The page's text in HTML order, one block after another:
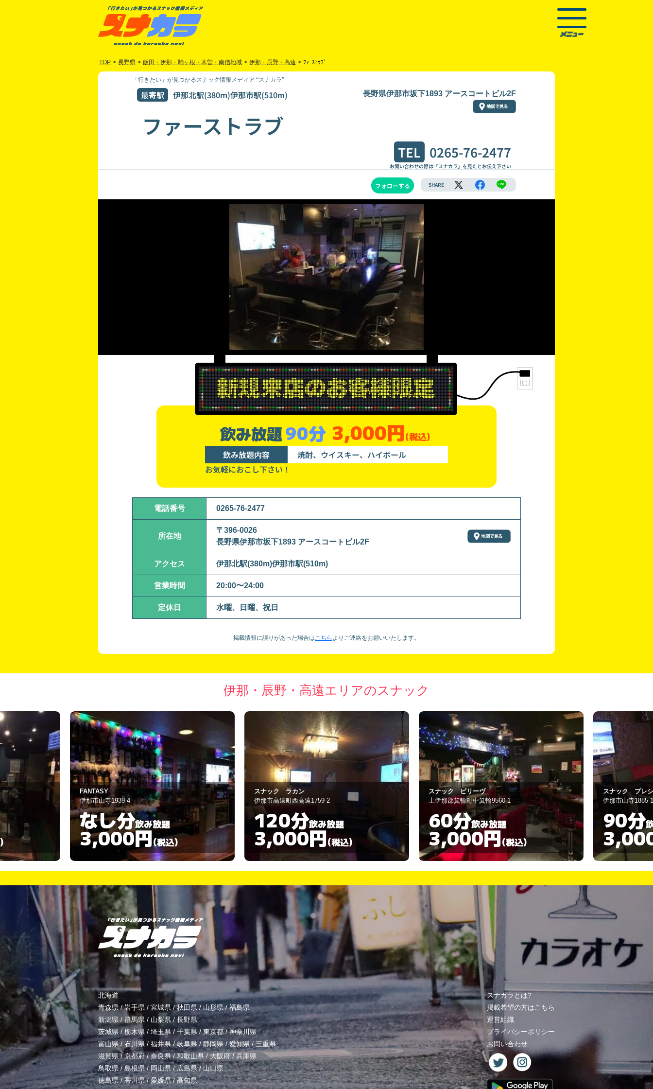
TOP > 長野県 > 飯田・伊那・駒ヶ根・木曽・南信地域 > 伊那・辰野・高遠 > ﾌｧｰｽﾄﾗﾌﾞ
「行きたい」が見つかるスナック情報メディア “スナカラ”
最寄駅 伊那北駅(380m)伊那市駅(510m) 長野県伊那市坂下1893 アースコートビル2F
ファーストラブ
TEL 0265-76-2477
お問い合わせの際は「スナカラ」を見たとお伝え下さい
フォローする SHARE
飲み放題90分 3,000円(税込)
飲み放題内容
焼酎、ウイスキー、ハイボール
お気軽におこし下さい！
電話番号 0265-76-2477
所在地
〒396-0026
長野県伊那市坂下1893 アースコートビル2F
アクセス 伊那北駅(380m)伊那市駅(510m)
営業時間 20:00〜24:00
定休日 水曜、日曜、祝日
掲載情報に誤りがあった場合はこちら より ご連絡をお願いいたします。
伊那・辰野・高遠エリアのスナック
スナック ラカン
伊那市高遠町西高遠1759-2
120分飲み放題
3,000円(税込)
スナック ビリーヴ
上伊那郡箕輪町中箕輪9560-1
60分飲み放題
3,000円(税込)
スナック プレシャス
伊那市山寺1885-18
90分飲み放題
3,000円(税込)
スナック
上伊那郡辰野町
120
北海道
青森県/岩手県 / 宮城県 /秋田県 /山形県/福島県
新潟県 / 群馬県 / 山梨県/長野県
茨城県 / 栃木県 / 埼玉県/ 千葉県 /東京都/神奈川県
富山県/ 石川県 / 福井県/岐阜県/静岡県/ 愛知県 / 三重県
滋賀県/京都府/奈良県/和歌山県 /大阪府/兵庫県
鳥取県/島根県/岡山県/広島県/山口県
徳島県/香川県/愛媛県/高知県
スナカラとは?
掲載希望の方はこちら
運営組織
プライバシーポリシー
お問い合わせ